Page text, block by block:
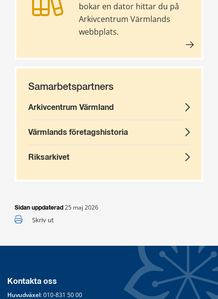
bokar en dator hittar du på
Arkivcentrum Värmlands
webbplats.
Samarbetspartners
Arkivcentrum Värmland
Värmlands företagshistoria
Riksarkivet
Sidan uppdaterad 25 maj 2026
Skriv ut
Kontakta oss
Huvudväxel: 010-831 50 00